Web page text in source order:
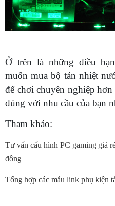
Ở trên là những điều
muốn mua bộ tản nhiệt
để chơi chuyên nghiệp
đúng với nhu cầu của bạn
Tham khảo:
Tư vấn cấu hình PC gaming giá
đồng
Tổng hợp các mẫu link phụ kiện